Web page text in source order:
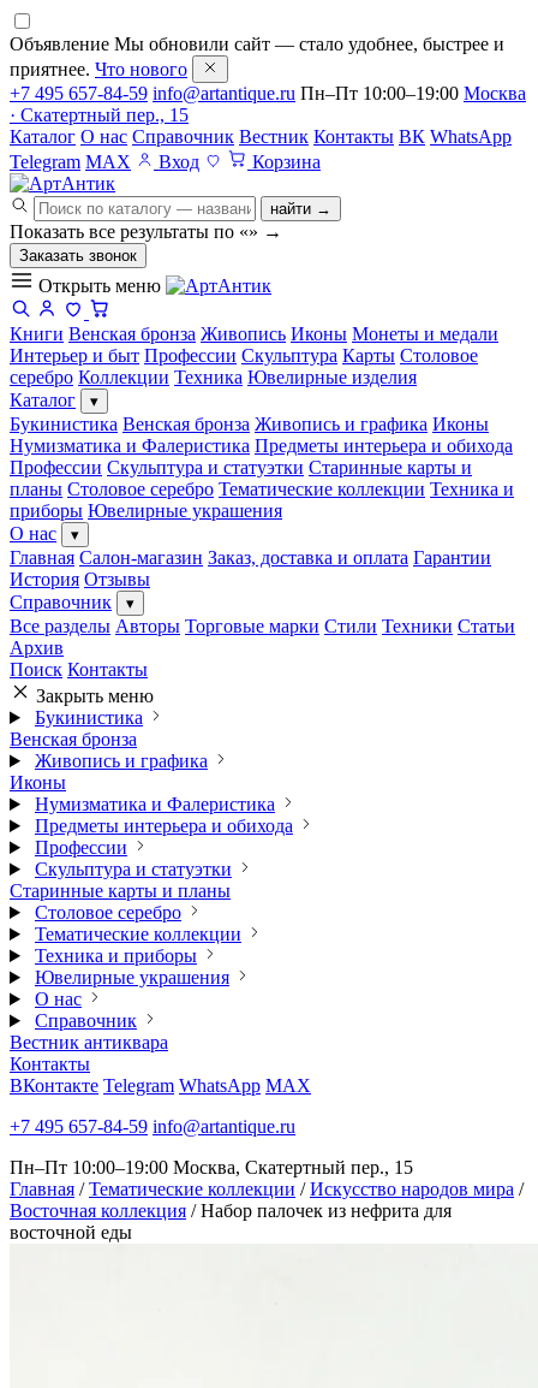
Объявление Мы обновили сайт — стало удобнее, быстрее и
приятнее. Что нового
+7 495 657-84-59 info@artantique.ru Пн–Пт 10:00–19:00 Москва
· Скатертный пер., 15
Каталог О нас Справочник Вестник Контакты ВК WhatsApp
Telegram MAX Вход Корзина
найти →
Показать все результаты по «» →
Заказать звонок
Открыть меню
Книги Венская бронза Живопись Иконы Монеты и медали
Интерьер и быт Профессии Скульптура Карты Столовое
серебро Коллекции Техника Ювелирные изделия
Каталог
▾
Букинистика Венская бронза Живопись и графика Иконы
Нумизматика и Фалеристика Предметы интерьера и обихода
Профессии Скульптура и статуэтки Старинные карты и
планы Столовое серебро Тематические коллекции Техника и
приборы Ювелирные украшения
О нас
▾
Главная Салон-магазин Заказ, доставка и оплата Гарантии
История Отзывы
Справочник
▾
Все разделы Авторы Торговые марки Стили Техники Статьи
Архив
Поиск Контакты
Закрыть меню
Букинистика
Венская бронза
Живопись и графика
Иконы
Нумизматика и Фалеристика
Предметы интерьера и обихода
Профессии
Скульптура и статуэтки
Старинные карты и планы
Столовое серебро
Тематические коллекции
Техника и приборы
Ювелирные украшения
О нас
Справочник
Вестник антиквара
Контакты
ВКонтакте Telegram WhatsApp MAX
+7 495 657-84-59 info@artantique.ru
Пн–Пт 10:00–19:00 Москва, Скатертный пер., 15
Главная / Тематические коллекции / Искусство народов мира /
Восточная коллекция / Набор палочек из нефрита для
восточной еды